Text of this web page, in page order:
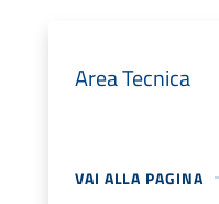
Area Tecnica
VAI ALLA PAGINA